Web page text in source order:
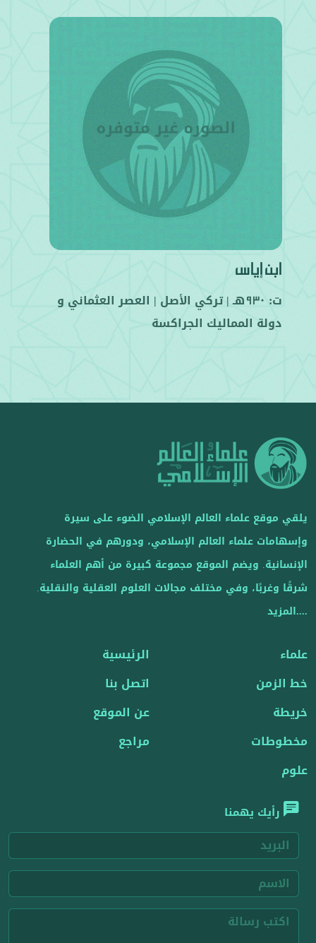
ابن إياس
ت: 930هـ |تركي الأصل | العصر العثماني و
دولة المماليك الجراكسة
يلقي موقع علماء العالم الإسلامي الضوء على سيرة
وإسهامات علماء العالم الإسلامي، ودورهم في الحضارة
الإنسانية. ويضم الموقع مجموعة كبيرة من أهم العلماء
شرقًا وغربًا، وفي مختلف مجالات العلوم العقلية والنقلية.
....المزيد
علماء
خط الزمن
خريطة
مخطوطات
علوم
الرئيسية
اتصل بنا
عن الموقع
مراجع
رأيك يهمنا